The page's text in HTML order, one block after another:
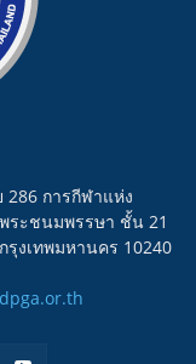
การกีฬาแห่ง
ระชนมพรรษา ชั้น 21
งเทพมหานคร 10240